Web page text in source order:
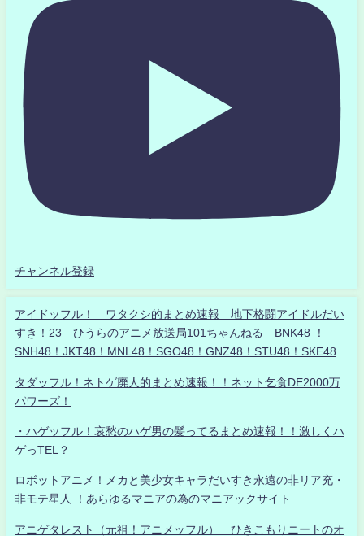
チャンネル登録
アイドッフル！ ワタクシ的まとめ速報 地下格闘アイドルだい
すき！23 ひうらのアニメ放送局101ちゃんねる BNK48 ！
SNH48！JKT48！MNL48！SGO48！GNZ48！STU48！SKE48
タダッフル！ネトゲ廃人的まとめ速報！！ネット乞食DE2000万
パワーズ！
・ハゲッフル！哀愁のハゲ男の髪ってるまとめ速報！！激しくハ
ゲっTEL？
ロボットアニメ！メカと美少女キャラだいすき永遠の非リア充・
非モテ星人 ！あらゆるマニアの為のマニアックサイト
アニゲタレスト（元祖！アニメッフル） ひきこもりニートのオ